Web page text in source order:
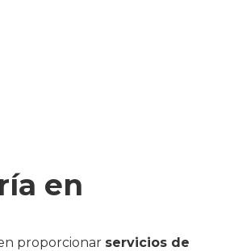
en
proporcionar servicios de